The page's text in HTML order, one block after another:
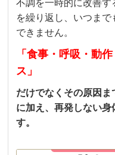
不調を一時的に改善す
を繰り返し、いつま
できません。
「食事・呼吸・動
ス」
だけでなくその原因
に加え、再発しない身
す。